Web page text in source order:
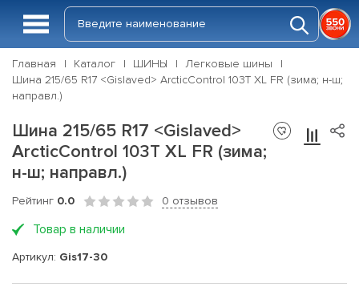
Главная Каталог ШИНЫ
Легковые шины
Шина 215/65 R17 <Gislaved> ArcticControl 103T XL FR (зима; н-ш;
направл.)
Шина 215/65 R17 <Gislaved>
ArcticControl 103T XL FR (зима;
н-ш; направл.)
Рейтинг 0.0 0 отзывов
Товар в наличии
Артикул: Gis17-30